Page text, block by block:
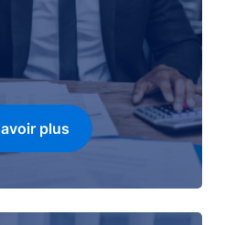
plus